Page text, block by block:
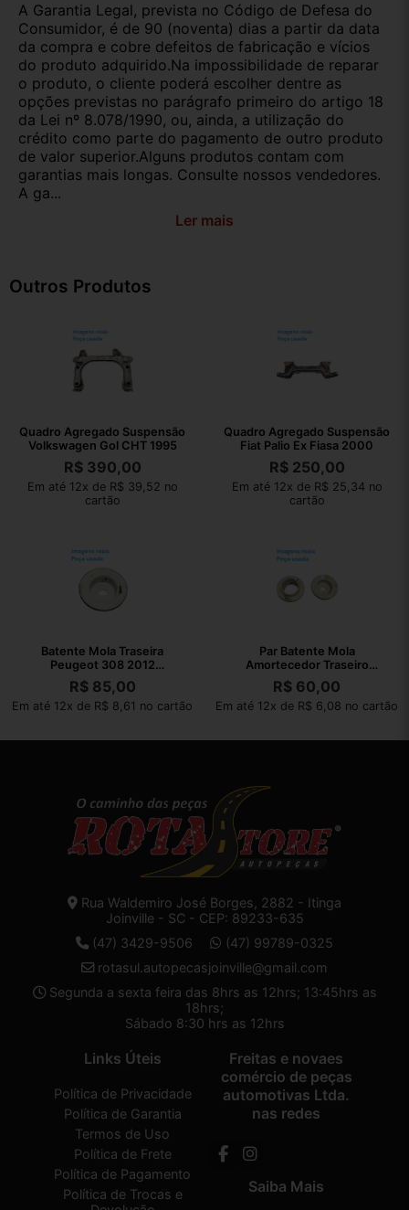
A Garantia Legal, prevista no Código de Defesa do
Consumidor, é de 90 (noventa) dias a partir da data
da compra e cobre defeitos de fabricação e vícios
do produto adquirido.Na impossibilidade de reparar
o produto, o cliente poderá escolher dentre as
opções previstas no parágrafo primeiro do artigo 18
da Lei nº 8.078/1990, ou, ainda, a utilização do
crédito como parte do pagamento de outro produto
de valor superior.Alguns produtos contam com
garantias mais longas. Consulte nossos vendedores.
A ga...
Ler mais
Outros Produtos
Quadro Agregado Suspensão
Volkswagen Gol CHT 1995
R$390,00
Em até 12x de R$ 39,52 no
cartão
Quadro Agregado Suspensão
Fiat Palio Ex Fiasa 2000
R$250,00
Em até 12x de R$ 25,34 no
cartão
Batente Mola Traseira
Peugeot 308 2012
9633462080
R$85,00
Em até 12x de R$ 8,61 no cartão
Par Batente Mola
Amortecedor Traseiro
Peugeot 307 2010
R$ 60,00
Em até 12x de R$ 6,08 no cartão
Rua Waldemiro José Borges, 2882 - Itinga
Joinville - SC - CEP: 89233-635
(47) 3429-9506
(47) 99789-0325
rotasul.autopecasjoinville@gmail.com
Segunda a sexta feira das 8hrs as 12hrs; 13:45hrs as
18hrs;
Sábado 8:30 hrs as 12hrs
Links Úteis
Política de Privacidade
Política de Garantia
Termos de Uso
Política de Frete
Política de Pagamento
Política de Trocas e
Freitas e novaes
comércio de peças
automotivas Ltda.
nas redes
Saiba Mais